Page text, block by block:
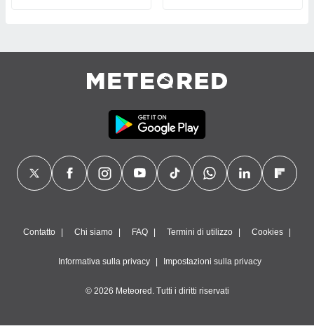
Contatto Chi siamo FAQ Termini di utilizzo Cookies
Informativa sulla privacy Impostazioni sulla privacy
© 2026 Meteored. Tutti i diritti riservati